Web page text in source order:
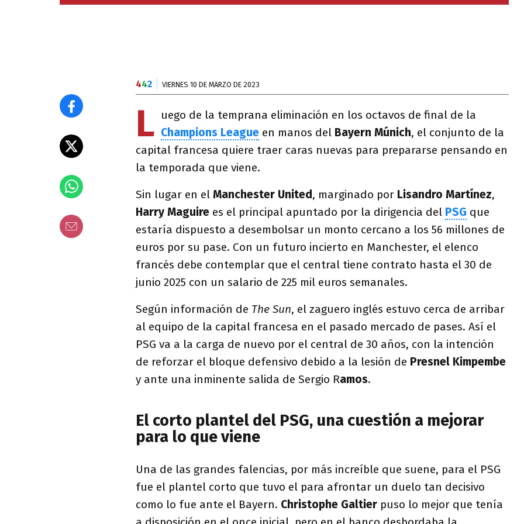
442 VIERNES 10 DE MARZO DE 2023
L uego de la temprana eliminación en los octavos de final de la
Champions League en manos del Bayern Múnich, el conjunto de la
capital francesa quiere traer caras nuevas para prepararse pensando en
la temporada que viene.
Sin lugar en el Manchester United, marginado por Lisandro Martínez,
Harry Maguire es el principal apuntado por la dirigencia del PSG que
estaría dispuesto a desembolsar un monto cercano a los 56 millones de
euros por su pase. Con un futuro incierto en Manchester, el elenco
francés debe contemplar que el central tiene contrato hasta el 30 de
junio 2025 con un salario de 225 mil euros semanales.
Según información de The Sun, el zaguero inglés estuvo cerca de arribar
al equipo de la capital francesa en el pasado mercado de pases. Así el
PSG va a la carga de nuevo por el central de 30 años, con la intención
de reforzar el bloque defensivo debido a la lesión de Presnel Kimpembe
y ante una inminente salida de Sergio Ramos.
El corto plantel del PSG, una cuestión a mejorar
para lo que viene
Una de las grandes falencias, por más increíble que suene, para el PSG
fue el plantel corto que tuvo el para afrontar un duelo tan decisivo
como lo fue ante el Bayern. Christophe Galtier puso lo mejor que tenía